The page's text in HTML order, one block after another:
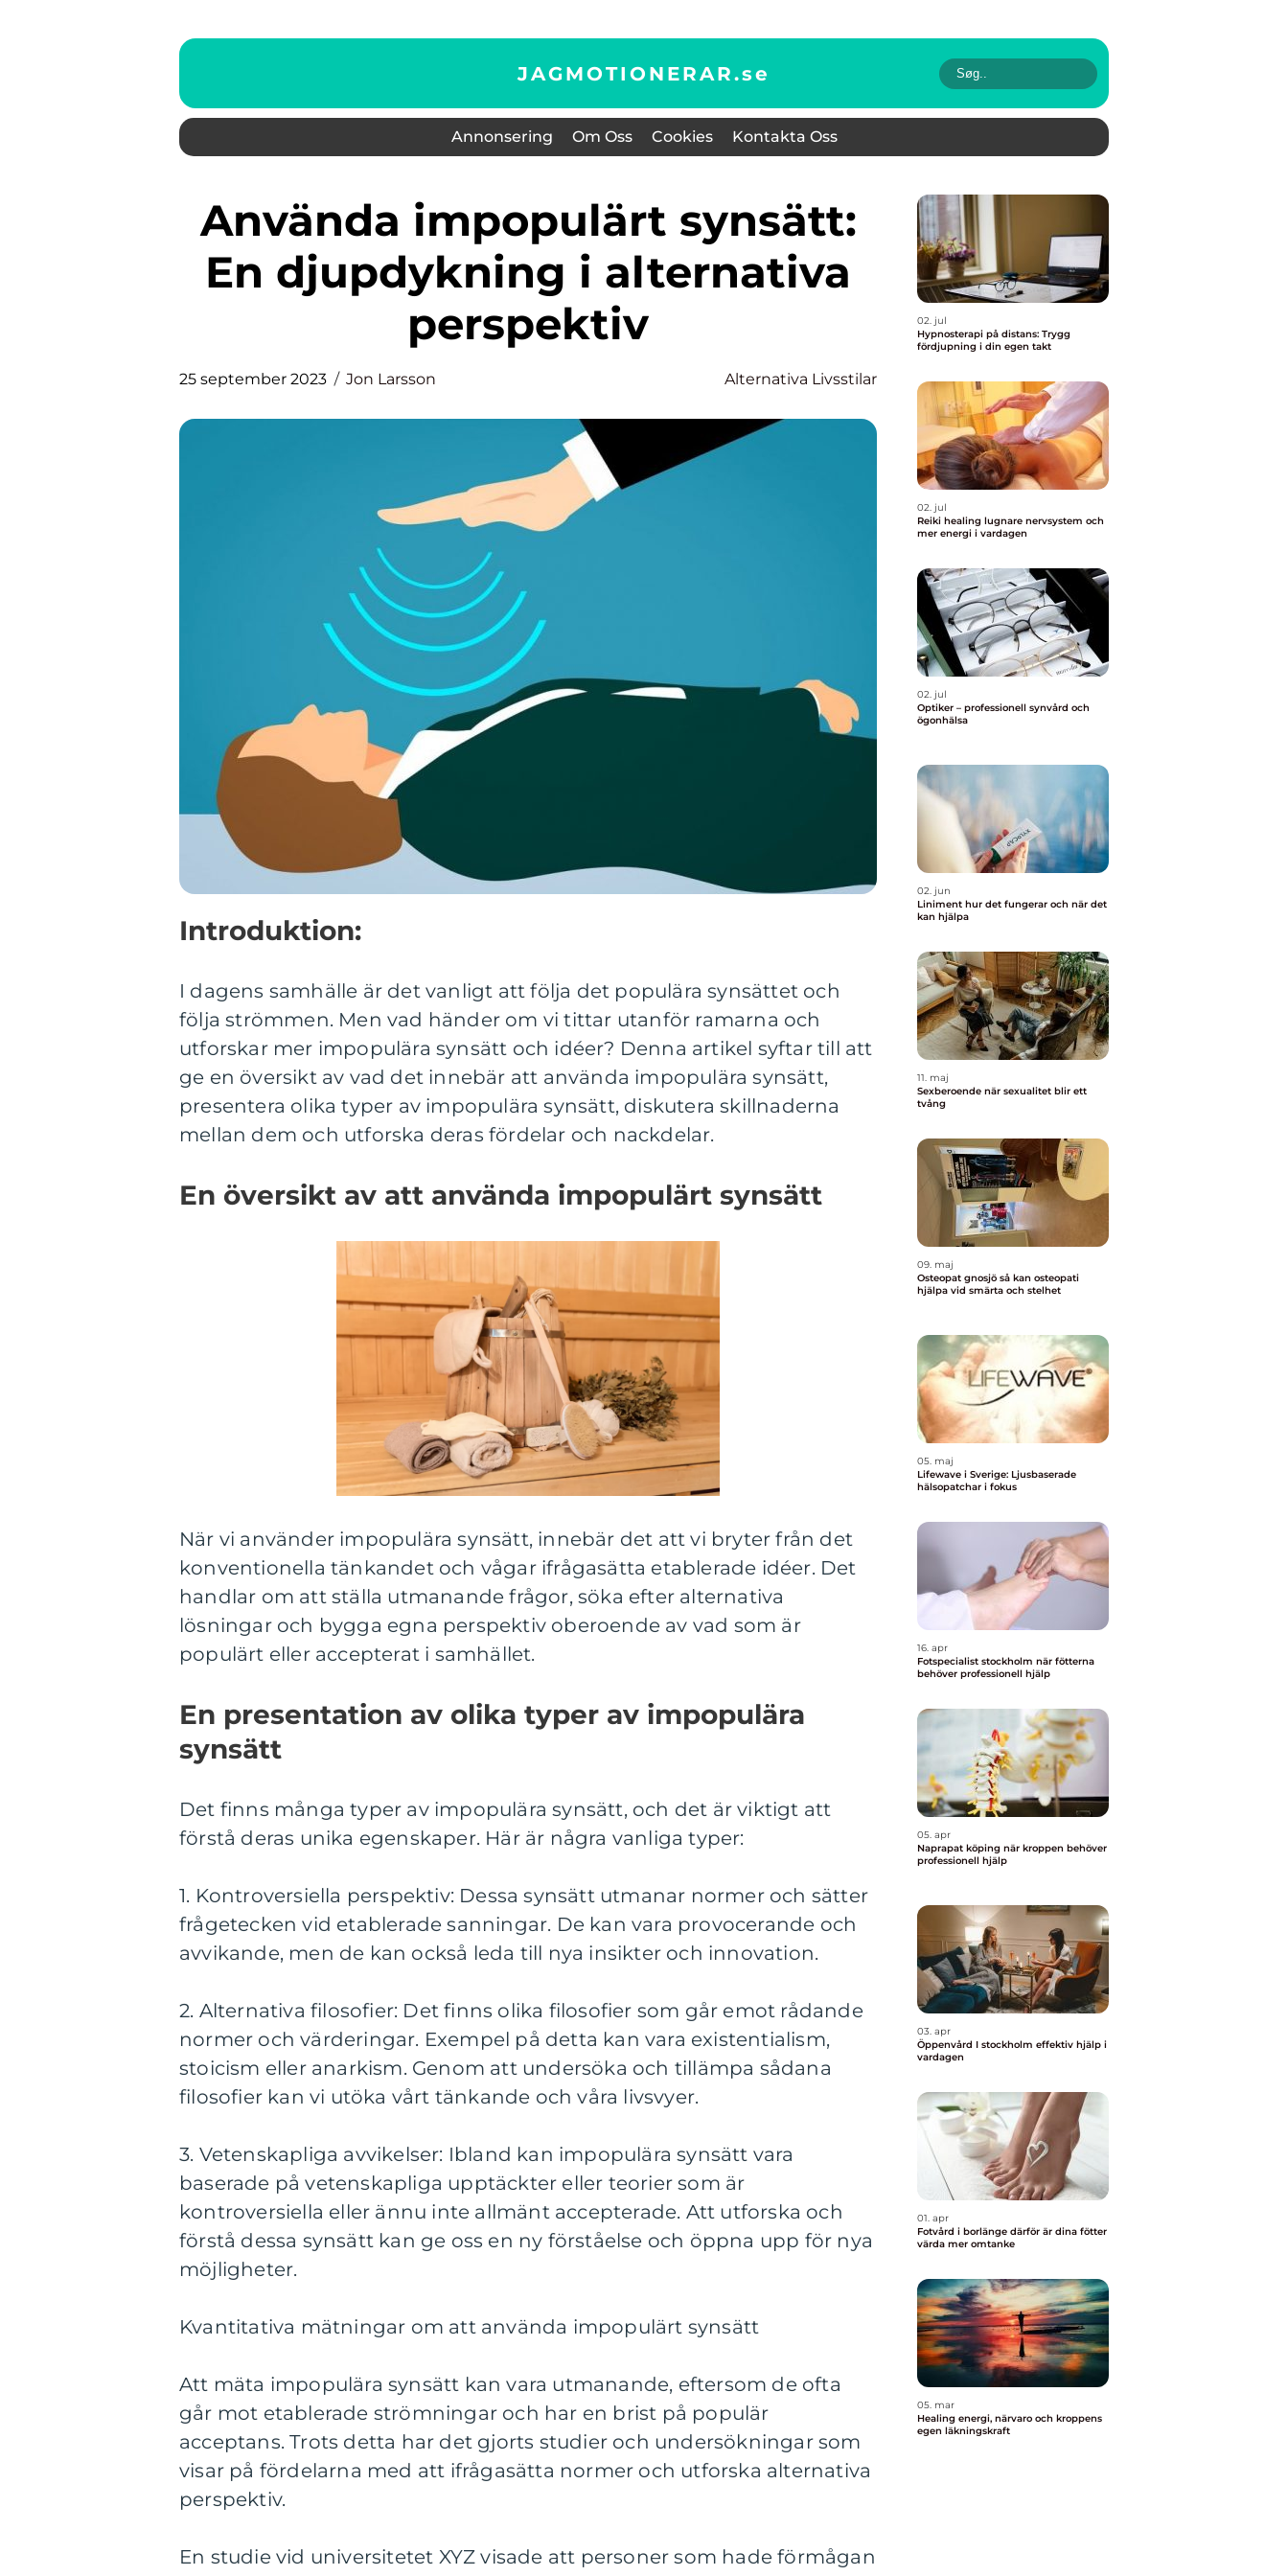
JAGMOTIONERAR.se
Annonsering Om Oss Cookies Kontakta Oss
Använda impopulärt synsätt:
En djupdykning i alternativa
perspektiv
25 september 2023 Jon Larsson Alternativa Livsstilar
Introduktion:
I dagens samhälle är det vanligt att följa det populära synsättet och
följa strömmen. Men vad händer om vi tittar utanför ramarna och
utforskar mer impopulära synsätt och idéer? Denna artikel syftar till att
ge en översikt av vad det innebär att använda impopulära synsätt,
presentera olika typer av impopulära synsätt, diskutera skillnaderna
mellan dem och utforska deras fördelar och nackdelar.
En översikt av att använda impopulärt synsätt
När vi använder impopulära synsätt, innebär det att vi bryter från det
konventionella tänkandet och vågar ifrågasätta etablerade idéer. Det
handlar om att ställa utmanande frågor, söka efter alternativa
lösningar och bygga egna perspektiv oberoende av vad som är
populärt eller accepterat i samhället.
En presentation av olika typer av impopulära
synsätt
Det finns många typer av impopulära synsätt, och det är viktigt att
förstå deras unika egenskaper. Här är några vanliga typer:
1. Kontroversiella perspektiv: Dessa synsätt utmanar normer och sätter
frågetecken vid etablerade sanningar. De kan vara provocerande och
avvikande, men de kan också leda till nya insikter och innovation.
2. Alternativa filosofier: Det finns olika filosofier som går emot rådande
normer och värderingar. Exempel på detta kan vara existentialism,
stoicism eller anarkism. Genom att undersöka och tillämpa sådana
filosofier kan vi utöka vårt tänkande och våra livsvyer.
3. Vetenskapliga avvikelser: Ibland kan impopulära synsätt vara
baserade på vetenskapliga upptäckter eller teorier som är
kontroversiella eller ännu inte allmänt accepterade. Att utforska och
förstå dessa synsätt kan ge oss en ny förståelse och öppna upp för nya
möjligheter.
Kvantitativa mätningar om att använda impopulärt synsätt
Att mäta impopulära synsätt kan vara utmanande, eftersom de ofta
går mot etablerade strömningar och har en brist på populär
acceptans. Trots detta har det gjorts studier och undersökningar som
visar på fördelarna med att ifrågasätta normer och utforska alternativa
perspektiv.
En studie vid universitetet XYZ visade att personer som hade förmågan
02. jul
Hypnosterapi på distans: Trygg
fördjupning i din egen takt
02. jul
Reiki healing lugnare nervsystem och
mer energi i vardagen
02. jul
Optiker – professionell synvård och
ögonhälsa
02. jun
Liniment hur det fungerar och när det
kan hjälpa
11. maj
Sexberoende när sexualitet blir ett
tvång
09. maj
Osteopat gnosjö så kan osteopati
hjälpa vid smärta och stelhet
05. maj
Lifewave i Sverige: Ljusbaserade
hälsopatchar i fokus
16. apr
Fotspecialist stockholm när fötterna
behöver professionell hjälp
05. apr
Naprapat köping när kroppen behöver
professionell hjälp
03. apr
Öppenvård I stockholm effektiv hjälp i
vardagen
01. apr
Fotvård i borlänge därför är dina fötter
värda mer omtanke
05. mar
Healing energi, närvaro och kroppens
egen läkningskraft